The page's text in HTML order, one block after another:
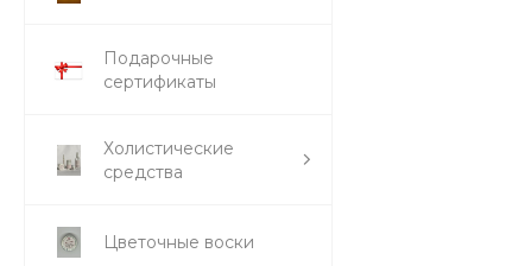
Подарочные
сертификаты
Холистические
средства
Цветочные воски